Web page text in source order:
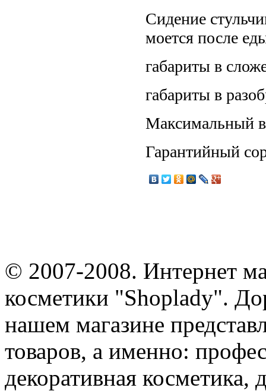
Сидение
моется после
габариты в
габариты в
Максимальный
Гарантийный
© 2007-2008. Интернет
косметики "Shoplady".
нашем магазине
товаров, а именно:
декоративная косметика,